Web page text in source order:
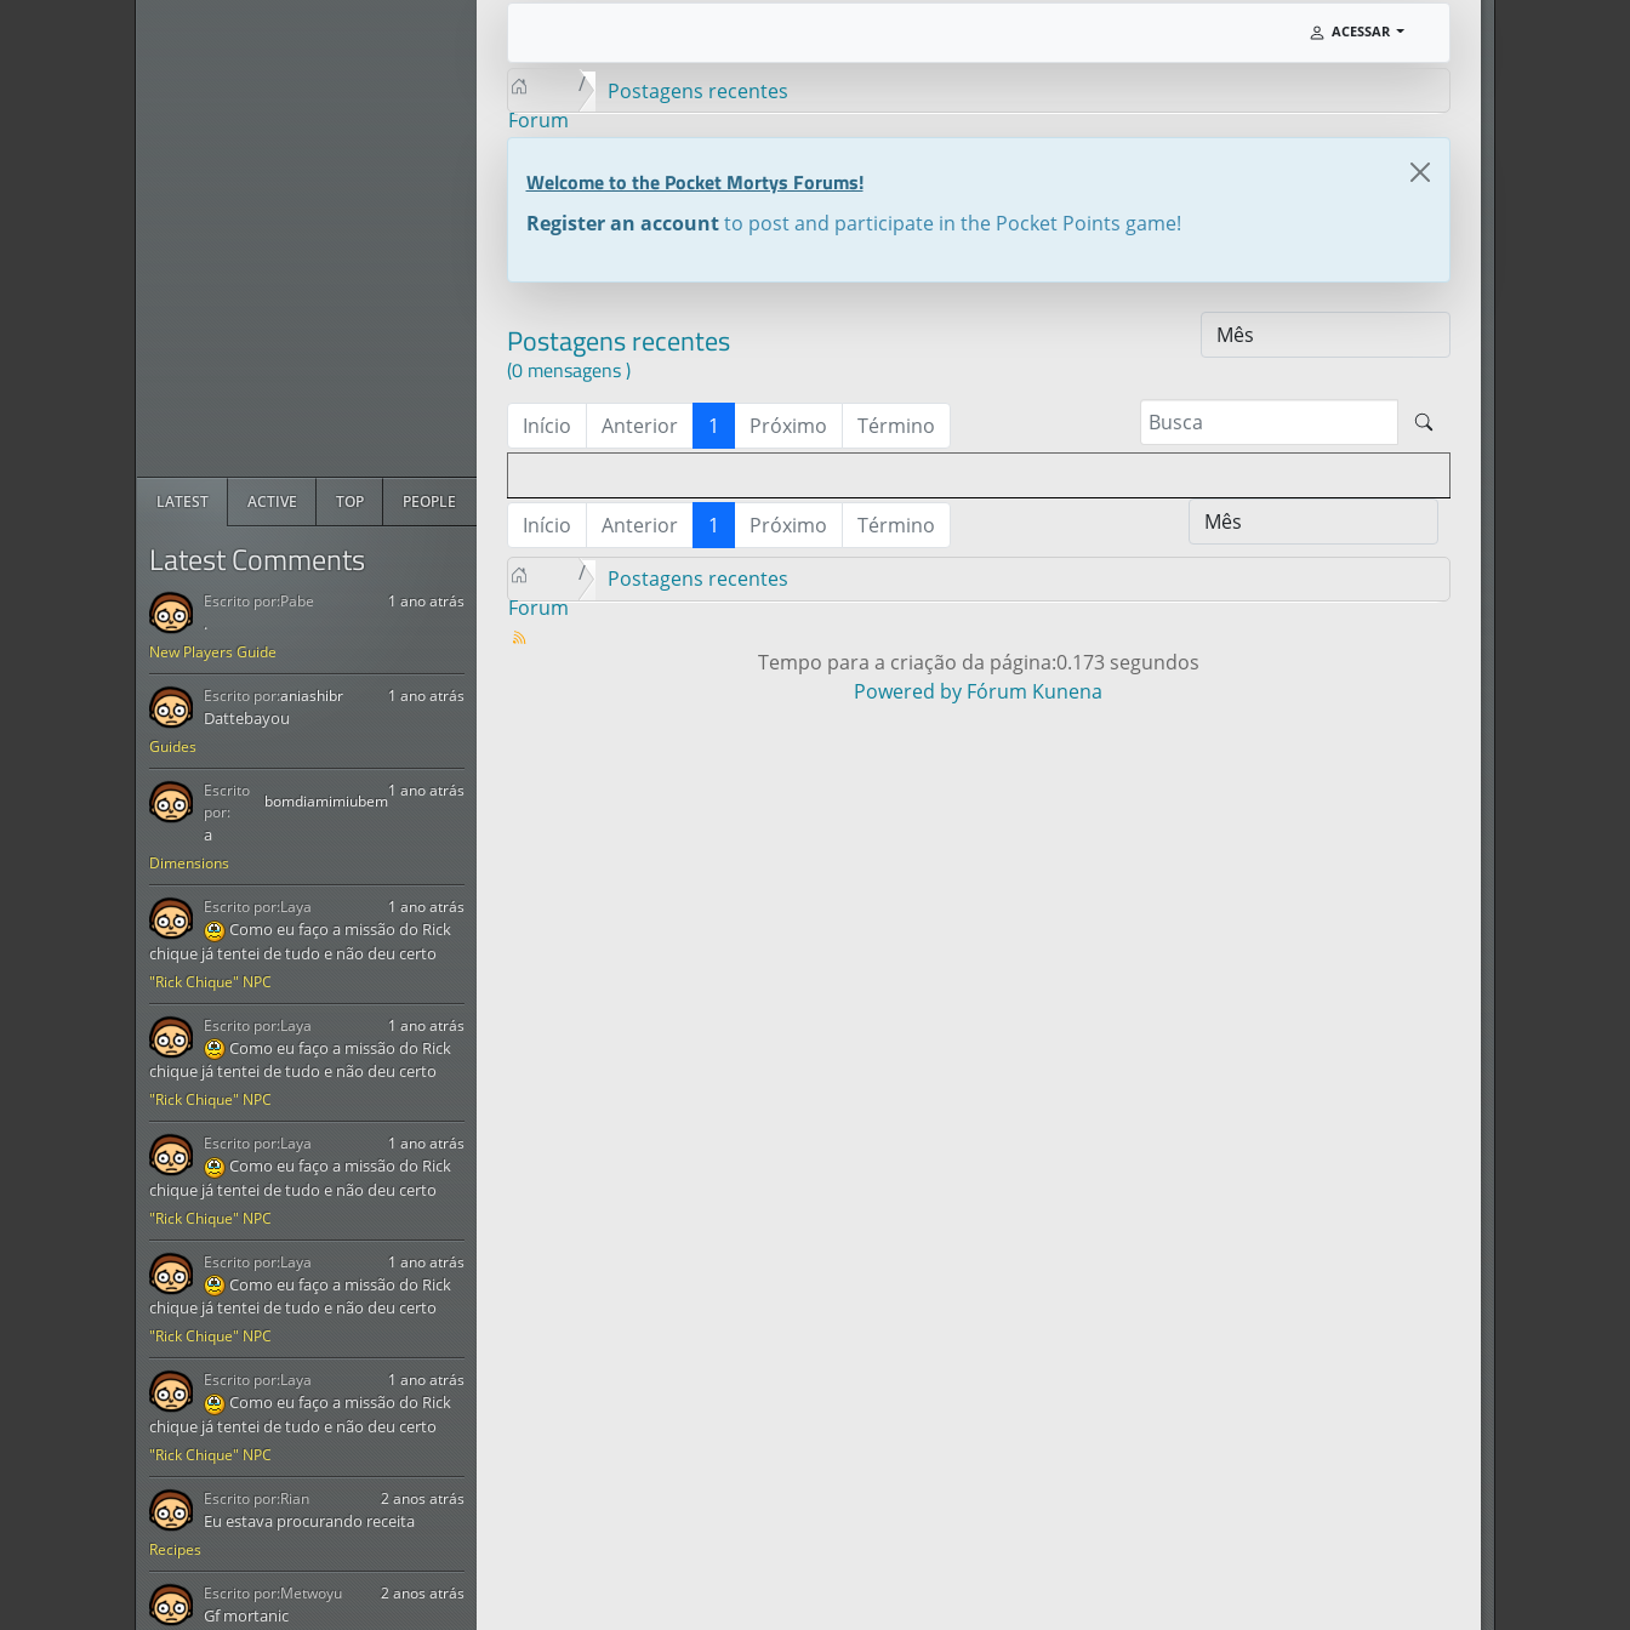
LATEST ACTIVE TOP PEOPLE
Latest Comments
New Players Guide
1 ano atrás
.
Escrito por:Pabe
Guides
1 ano atrás
Dattebayou
Escrito por:aniashibr
Dimensions
1 ano atrás
a
Escrito
por:
bomdiamimiubem
"Rick Chique" NPC
1 ano atrás
Como eu faço a missão do Rick
chique já tentei de tudo e não deu certo
Escrito por:Laya
"Rick Chique" NPC
1 ano atrás
Como eu faço a missão do Rick
chique já tentei de tudo e não deu certo
Escrito por:Laya
"Rick Chique" NPC
1 ano atrás
Como eu faço a missão do Rick
chique já tentei de tudo e não deu certo
Escrito por:Laya
"Rick Chique" NPC
1 ano atrás
Como eu faço a missão do Rick
chique já tentei de tudo e não deu certo
Escrito por:Laya
"Rick Chique" NPC
1 ano atrás
Como eu faço a missão do Rick
chique já tentei de tudo e não deu certo
Escrito por:Laya
Recipes
2 anos atrás
Eu estava procurando receita
Escrito por:Rian
2 anos atrás
Gf mortanic
Escrito por:Metwoyu
ACESSAR
Forum
Postagens recentes
Welcome to the Pocket Mortys Forums!
Register an accountto post and participate in the Pocket Points game!
Postagens recentes
(0 mensagens )
Início Anterior 1 Próximo Término
Início Anterior 1 Próximo Término
Forum
Postagens recentes
Tempo para a criação da página:0.173 segundos
Powered by Fórum Kunena